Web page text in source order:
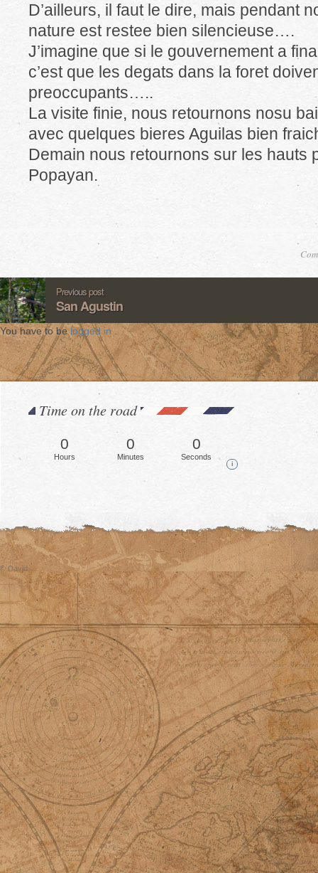
D’ailleurs, il faut le dire, mais pendant
nature est restee bien silencieuse….
J’imagine que si le gouvernement a
c’est que les degats dans la foret
preoccupants…..
La visite finie, nous retournons nosu
avec quelques bieres Aguilas bien
Demain nous retournons sur les hauts
Popayan.
Previous post
San Agustin
You have to belogged in
Time on the road
0
Hours
0
Minutes
0
Seconds
i
© David